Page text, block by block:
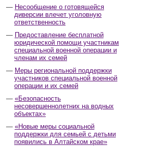
Несообщение о готовящейся
диверсии влечет уголовную
ответственность
Предоставление бесплатной
юридической помощи участникам
специальной военной операции и
членам их семей
Меры региональной поддержки
участников специальной военной
операции и их семей
«Безопасность
несовершеннолетних на водных
объектах»
«Новые меры социальной
поддержки для семьей с детьми
появились в Алтайском крае»